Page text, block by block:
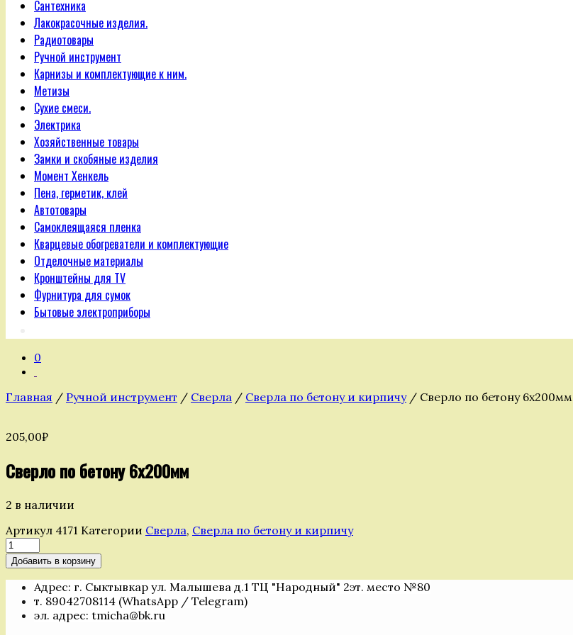
Сантехника
Лакокрасочные изделия.
Радиотовары
Ручной инструмент
Карнизы и комплектующие к ним.
Метизы
Сухие смеси.
Электрика
Хозяйственные товары
Замки и скобяные изделия
Момент Хенкель
Пена, герметик, клей
Автотовары
Самоклеящаяся пленка
Кварцевые обогреватели и комплектующие
Отделочные материалы
Кронштейны для TV
Фурнитура для сумок
Бытовые электроприборы
0
Главная / Ручной инструмент / Сверла / Сверла по бетону и кирпичу/ Сверло по бетону 6х200мм
205,00₽
Сверло по бетону 6х200мм
2 в наличии
Артикул 4171 Категории Сверла, Сверла по бетону и кирпичу
Количество
товара
Сверло
бетону
6х200мм
Добавить в корзину
Адрес: г. Сыктывкар ул. Малышева д.1 ТЦ "Народный" 2эт. место №80
т. 89042708114 (WhatsApp / Telegram)
эл. адрес: tmicha@bk.ru